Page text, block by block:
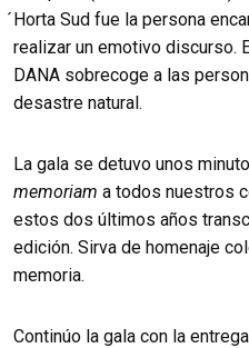
́Horta Sud fue la persona
realizar un emotivo discurso.
DANA sobrecoge a las
desastre natural.
La gala se detuvo unos
memoriam a todos nuestros
estos dos últimos años
edición. Sirva de homenaje
memoria.
Continúo la gala con la